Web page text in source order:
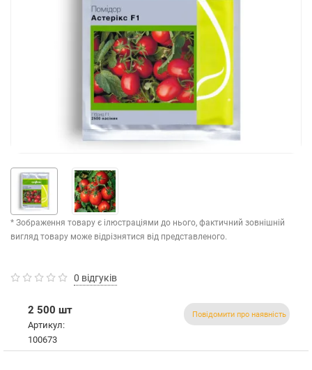
* Зображення товару є ілюстраціями до нього, фактичний зовнішній
вигляд товару може відрізнятися від представленого.
0 відгуків
2 500 шт
Артикул:
100673
Повідомити про наявність